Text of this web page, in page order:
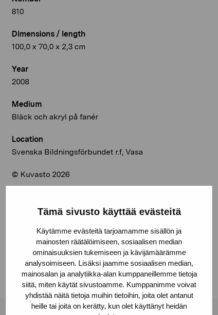
Tämä sivusto käyttää evästeitä
Käytämme evästeitä tarjoamamme sisällön ja
mainosten räätälöimiseen, sosiaalisen median
ominaisuuksien tukemiseen ja kävijämäärämme
analysoimiseen. Lisäksi jaamme sosiaalisen median,
mainosalan ja analytiikka-alan kumppaneillemme tietoja
siitä, miten käytät sivustoamme. Kumppanimme voivat
yhdistää näitä tietoja muihin tietoihin, joita olet antanut
heille tai joita on kerätty, kun olet käyttänyt heidän
810
Dimensions / length
100,0 x 70,0 x 2,3 cm
Year
2008
Medium
Bläck och akryl på fanér
Location
Svenska Bildningsförbundet r.f, Vasa
© Kuvasto 2026
Facebook
Linkedin